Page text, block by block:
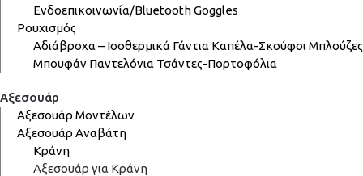
Ενδοεπικοινωνία/BluetoothGoggles
Ρουχισμός
Αδιάβροχα – Ισοθερμικά Γάντια Καπέλα-Σκούφοι Μπλούζες
Μπουφάν Παντελόνια Τσάντες-Πορτοφόλια
Αξεσουάρ
Αξεσουάρ Μοντέλων
Αξεσουάρ Αναβάτη
Κράνη
Αξεσουάρ για Κράνη